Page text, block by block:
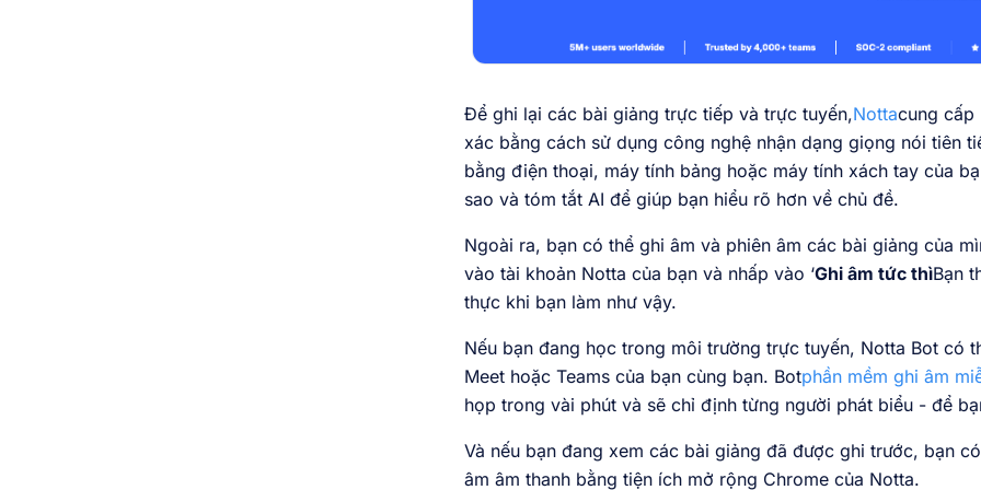
Để ghi lại các bài giảng trực tiếp và trực tuyến,Nottacung cấp
xác bằng cách sử dụng công nghệ nhận dạng giọng nói tiên
bằng điện thoại, máy tính bảng hoặc máy tính xách tay của
sao và tóm tắt AI để giúp bạn hiểu rõ hơn về chủ đề.
Ngoài ra, bạn có thể ghi âm và phiên âm các bài giảng của
vào tài khoản Notta của bạn và nhấp vào ‘Ghi âm tức thìBạn
thực khi bạn làm như vậy.
Nếu bạn đang học trong môi trường trực tuyến, Notta Bot có
Meet hoặc Teams của bạn cùng bạn. Botphần mềm ghi âm
họp trong vài phút và sẽ chỉ định từng người phát biểu - để
Và nếu bạn đang xem các bài giảng đã được ghi trước, bạn
âm âm thanh bằng tiện ích mở rộng Chrome của Notta.